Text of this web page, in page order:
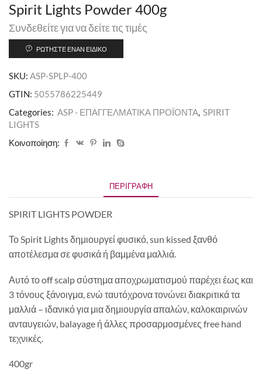
Spirit Lights Powder 400g
Συνδεθείτε για να δείτε τις τιμές
ΡΩΤΉΣΤΕ ΈΝΑΝ ΕΙΔΙΚΌ
SKU: ASP-SPLP-400
GTIN: 5055786225449
Categories: ASP - ΕΠΑΓΓΕΛΜΑΤΙΚΑ ΠΡΟΪΟΝΤΑ, SPIRIT
LIGHTS
Κοινοποίηση:
ΠΕΡΙΓΡΑΦΉ
SPIRIT LIGHTS POWDER
Το Spirit Lights δημιουργεί φυσικό, sun kissed ξανθό
αποτέλεσμα σε φυσικά ή βαμμένα μαλλιά.
Αυτό το off scalp σύστημα αποχρωματισμού παρέχει έως και
3 τόνους ξάνοιγμα, ενώ ταυτόχρονα τονώνει διακριτικά τα
μαλλιά – ιδανικό για μια δημιουργία απαλών, καλοκαιρινών
ανταυγειών, balayage ή άλλες προσαρμοσμένες free hand
τεχνικές.
400gr